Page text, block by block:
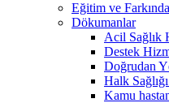
Eğitim ve
Dökumanlar
Acil Sağlık
Destek
Doğrudan
Halk
Kamu